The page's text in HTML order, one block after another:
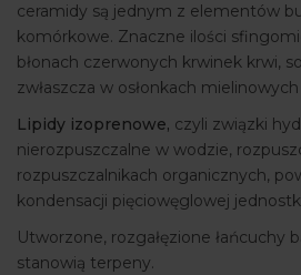
ceramidy są jednym z elementów
komórkowe. Znaczne ilości
błonach czerwonych krwinek krwi,
zwłaszcza w osłonkach
Lipidy izoprenowe, czyli związki
nierozpuszczalne w wodzie,
rozpuszczalnikach organicznych,
kondensacji pięciowęglowej
Utworzone, rozgałęzione łańcuchy
stanowią terpeny.